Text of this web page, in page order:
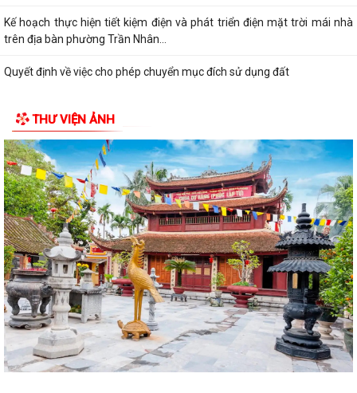
Kế hoạch thực hiện tiết kiệm điện và phát triển điện mặt trời mái nhà
trên địa bàn phường Trần Nhân...
Quyết định về việc cho phép chuyển mục đích sử dụng đất
định kỳ, khám sàng lọc miễn...
Hội nghị giao ban cụm Thường trực Đảng ủy phụ trách triển khai
nhiệm vụ quý III năm 2026
Hội nghị triển khai Kế hoạch tổ chức Hội trại Thanh thiếu nhi phường
Trần Nhân Tông năm 2026
UBND phường tổ chức hội nghị triển khai công tác sản xuất vụ Mùa
năm 2026 và công tác phòng, chống...
Hoàng Gián long trọng tổ chức Lễ công bố Nghị quyết thành lập Tổ dân
phố
Công khai các Quyết định của Ủy ban nhân dân thành phố về thủ tục
hành chính thuộc phạmvi quản lý...
THƯ VIỆN ẢNH